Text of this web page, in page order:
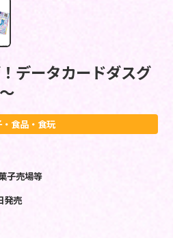
データカードダスグ
食品・食玩
子売場等
発売